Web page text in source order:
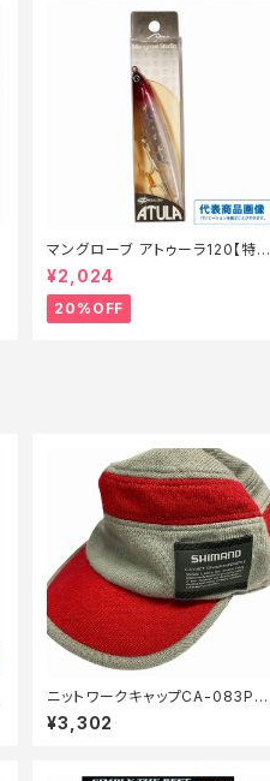
マングローブ アトゥーラ120【特価
ルアー】【20】
¥2,024
20%OFF
ニットワークキャップCA-083Pジ
ンジャーピンク【中古品】
¥3,302